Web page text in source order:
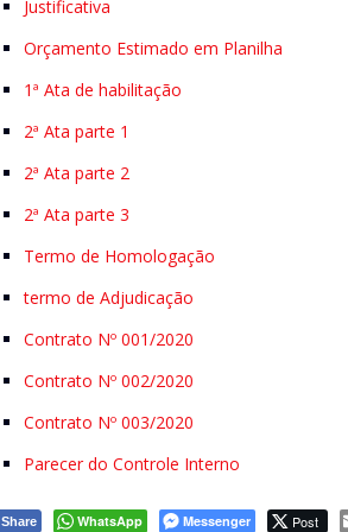
Justificativa
Orçamento Estimado em Planilha
1ª Ata de habilitação
2ª Ata parte 1
2ª Ata parte 2
2ª Ata parte 3
Termo de Homologação
termo de Adjudicação
Contrato Nº 001/2020
Contrato Nº 002/2020
Contrato Nº 003/2020
Parecer do Controle Interno
Share WhatsApp Messenger Post